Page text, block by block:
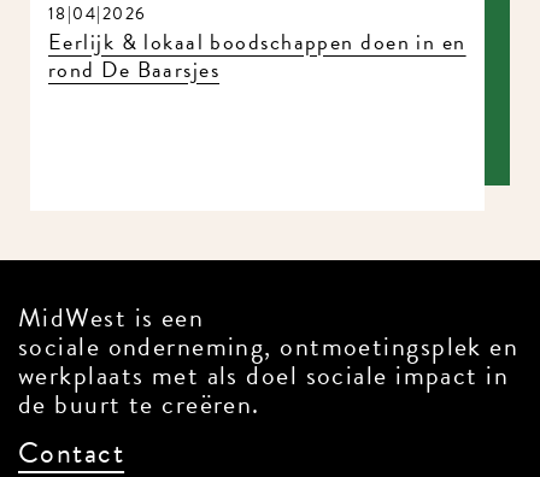
18|04|2026
Eerlijk & lokaal boodschappen doen in en
rond De Baarsjes
MidWest is een
sociale onderneming, ontmoetingsplek en
werkplaats met als doel sociale impact in
de buurt te creëren.
Contact